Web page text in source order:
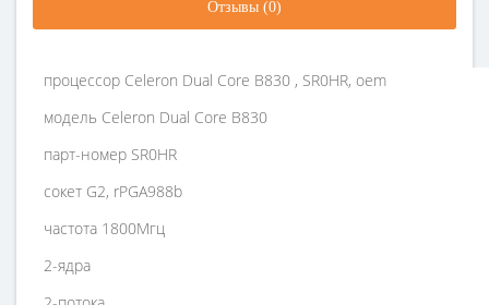
Отзывы (0)
процессор Celeron Dual Core B830 , SR0HR, oem
модель Celeron Dual Core B830
парт-номер SR0HR
сокет G2, rPGA988b
частота 1800Мгц
2-ядра